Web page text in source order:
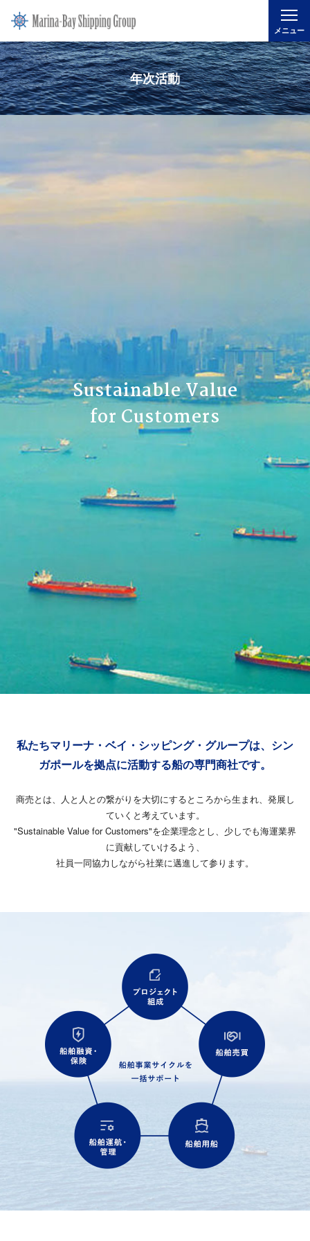
メニュー
年次活動
Sustainable Value
for Customers
私たちマリーナ・ベイ・シッピング・グループは、 シン
ガポールを拠点に活動する船の専門商社です。
商売とは、人と人との繋がりを大切にするところから生まれ、発展し
ていくと考えています。
"Sustainable Value for Customers"を企業理念とし、少しでも海運業界
に貢献していけるよう、
社員一同協力しながら社業に邁進して参ります。